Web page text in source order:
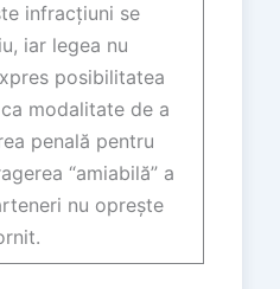
infracțiuni se
iar legea nu
posibilitatea
modalitate de a
penală pentru
“amiabilă” a
nu oprește